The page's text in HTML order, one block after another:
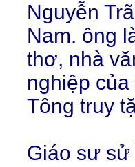
Nguyễn
Nam. ông
thơ, nhà
nghiệp
Tông truy
Giáo sư sử